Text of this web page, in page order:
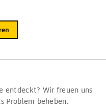
entdeckt? Wir freuen uns
Problem beheben.